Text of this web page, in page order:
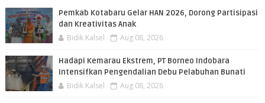
Pemkab Kotabaru Gelar HAN 2026, Dorong Partisipasi
dan Kreativitas Anak
Bidik Kalsel Aug 08, 2026
​Hadapi Kemarau Ekstrem, PT Borneo Indobara
Intensifkan Pengendalian Debu Pelabuhan Bunati
Bidik Kalsel Aug 08, 2026